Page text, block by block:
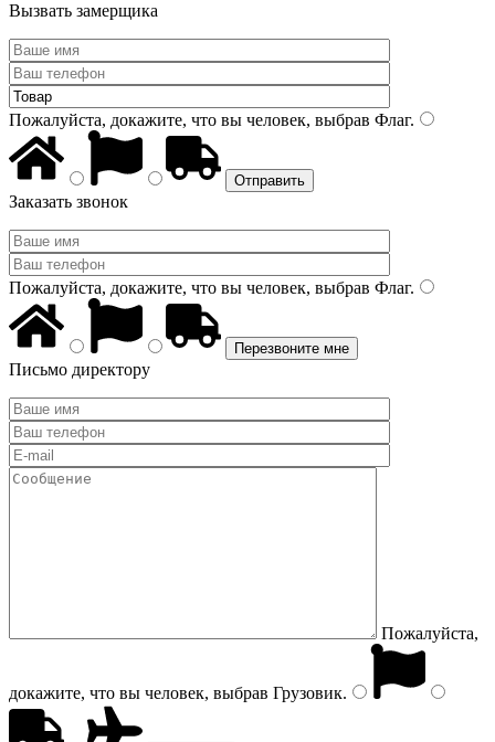
Вызвать замерщика
Пожалуйста, докажите, что вы человек, выбрав Флаг.
Заказать звонок
Пожалуйста, докажите, что вы человек, выбрав Флаг.
Письмо директору
Пожалуйста,
докажите, что вы человек, выбрав Грузовик.